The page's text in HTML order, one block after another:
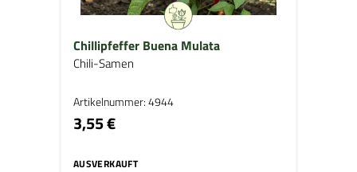
Chillipfeffer Buena Mulata
Chili-Samen
Artikelnummer: 4944
3,55 €
AUSVERKAUFT